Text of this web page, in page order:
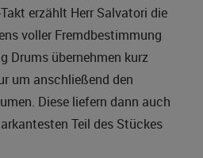
erzählt Herr Salvatori die
voller Fremdbestimmung
Drums übernehmen kurz
um anschließend den
Diese liefern dann auch
Teil des Stückes